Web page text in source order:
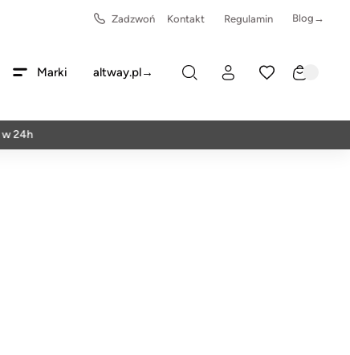
Zadzwoń Kontakt Regulamin Blog→
Marki altway.pl→